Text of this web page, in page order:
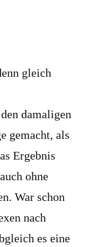
gleich
damaligen
gemacht, als
Ergebnis
ohne
War schon
nach
es eine